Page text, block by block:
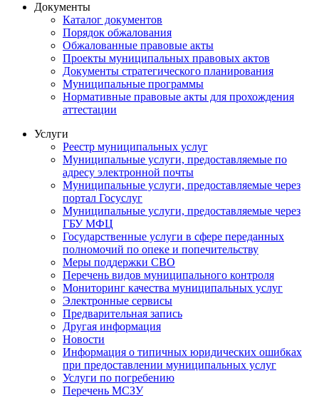
Документы
Каталог документов
Порядок обжалования
Обжалованные правовые акты
Проекты муниципальных правовых актов
Документы стратегического планирования
Муниципальные программы
Нормативные правовые акты для прохождения
аттестации
Услуги
Реестр муниципальных услуг
Муниципальные услуги, предоставляемые по
адресу электронной почты
Муниципальные услуги, предоставляемые через
портал Госуслуг
Муниципальные услуги, предоставляемые через
ГБУ МФЦ
Государственные услуги в сфере переданных
полномочий по опеке и попечительству
Меры поддержки СВО
Перечень видов муниципального контроля
Мониторинг качества муниципальных услуг
Электронные сервисы
Предварительная запись
Другая информация
Новости
Информация о типичных юридических ошибках
при предоставлении муниципальных услуг
Услуги по погребению
Перечень МСЗУ